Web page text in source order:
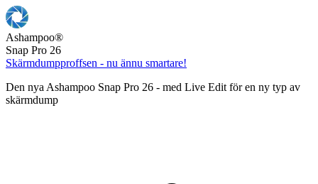
Ashampoo®
Snap Pro 26
Skärmdumpproffsen - nu ännu smartare!
Den nya Ashampoo Snap Pro 26 - med Live Edit för en ny typ av
skärmdump